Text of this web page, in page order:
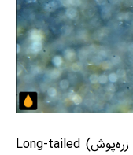
لوله‌ماهی شبح دم‌دراز (لوله‌ماهی شبح زره‌پوش) Long-tailed